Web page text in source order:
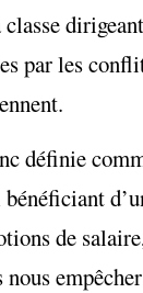
par les
définie
de